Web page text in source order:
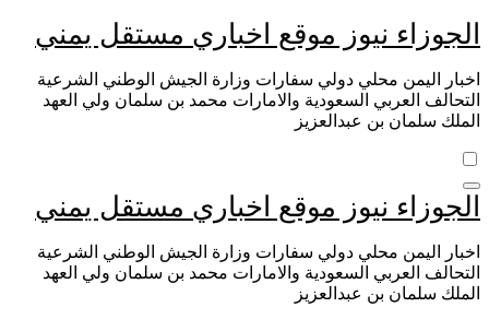
التجاوز
إلى
المحتوى
الجوزاء نيوز موقع اخباري مستقل يمني
اخبار اليمن محلي دولي سفارات وزارة الجيش الوطني الشرعية
التحالف العربي السعودية والامارات محمد بن سلمان ولي العهد
الملك سلمان بن عبدالعزيز
الجوزاء نيوز موقع اخباري مستقل يمني
اخبار اليمن محلي دولي سفارات وزارة الجيش الوطني الشرعية
التحالف العربي السعودية والامارات محمد بن سلمان ولي العهد
الملك سلمان بن عبدالعزيز